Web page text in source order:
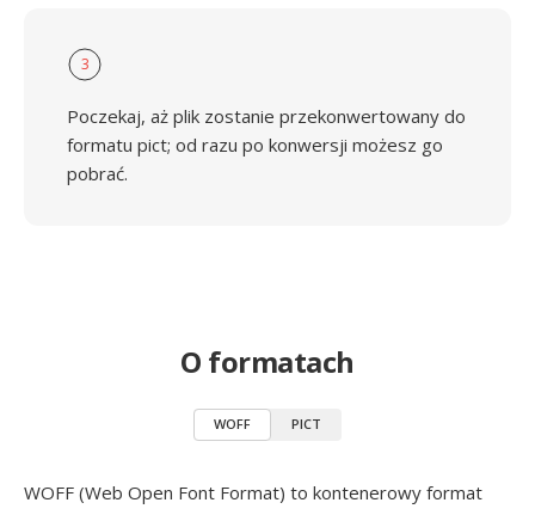
3
Poczekaj, aż plik zostanie przekonwertowany do
formatu pict; od razu po konwersji możesz go
pobrać.
O formatach
WOFF PICT
WOFF (Web Open Font Format) to kontenerowy format